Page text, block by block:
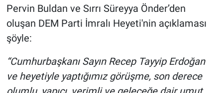
Pervin Buldan ve Sırrı Süreyya Önder’den
oluşan DEM Parti İmralı Heyeti'nin açıklaması
şöyle:
“Cumhurbaşkanı Sayın Recep Tayyip Erdoğan
ve heyetiyle yaptığımız görüşme, son derece
Ne demişti
Popüler